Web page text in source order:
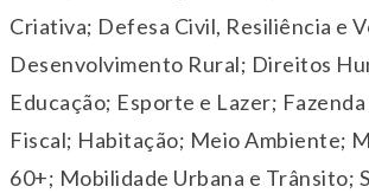
Criativa; Defesa Civil, Resiliência e
Desenvolvimento Rural; Direitos
Educação; Esporte e Lazer;
Fiscal; Habitação; Meio Ambiente;
60+; Mobilidade Urbana e Trânsito;